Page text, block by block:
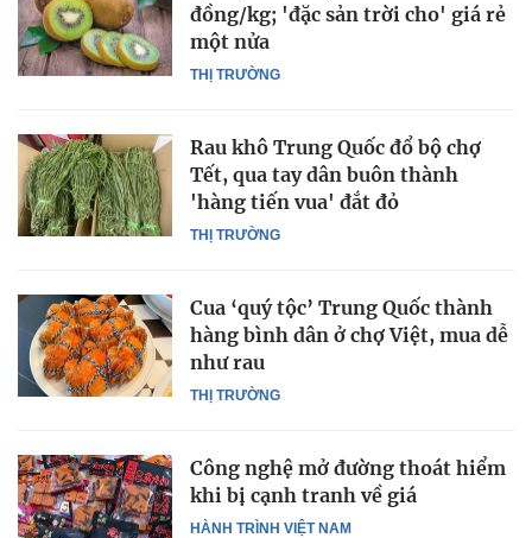
THỊ TRƯỜNG
đồng/kg; 'đặc sản trời cho' giá rẻ
một nửa
THỊ TRƯỜNG
Rau khô Trung Quốc đổ bộ chợ
Tết, qua tay dân buôn thành
'hàng tiến vua' đắt đỏ
THỊ TRƯỜNG
Cua ‘quý tộc’ Trung Quốc thành
hàng bình dân ở chợ Việt, mua dễ
như rau
HÀNH TRÌNH VIỆT NAM
Công nghệ mở đường thoát hiểm
khi bị cạnh tranh về giá